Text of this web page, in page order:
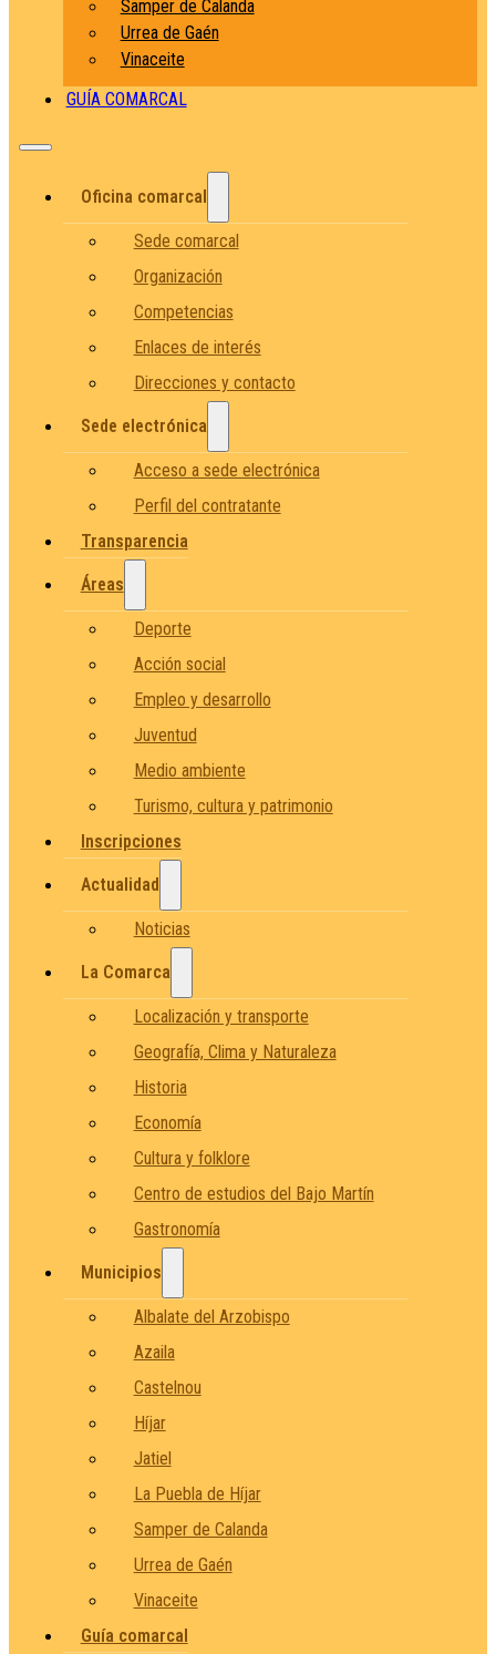
Samper de Calanda
Urrea de Gaén
Vinaceite
GUÍA COMARCAL
Oficina comarcal
Sede comarcal
Organización
Competencias
Enlaces de interés
Direcciones y contacto
Sede electrónica
Acceso a sede electrónica
Perfil del contratante
Transparencia
Áreas
Deporte
Acción social
Empleo y desarrollo
Juventud
Medio ambiente
Turismo, cultura y patrimonio
Inscripciones
Actualidad
Noticias
La Comarca
Localización y transporte
Geografía, Clima y Naturaleza
Historia
Economía
Cultura y folklore
Centro de estudios del Bajo Martín
Gastronomía
Municipios
Albalate del Arzobispo
Azaila
Castelnou
Híjar
Jatiel
La Puebla de Híjar
Samper de Calanda
Urrea de Gaén
Vinaceite
Guía comarcal